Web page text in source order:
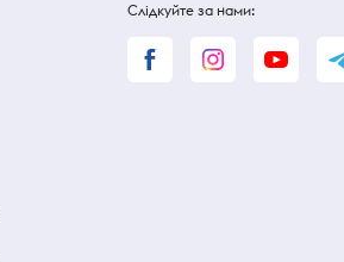
Слідкуйте за нами: